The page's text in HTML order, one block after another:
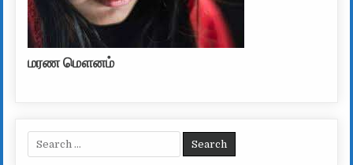
மரண மௌனம்
Search for: